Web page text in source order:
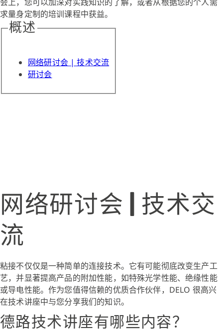
求量身定制的培训课程中获益。
概述
网络研讨会 | 技术交流
研讨会
网络研讨会 | 技术交
流
粘接不仅仅是一种简单的连接技术。它有可能彻底改变生产工
艺，并显著提高产品的附加性能，如特殊光学性能、绝缘性能
或导电性能。作为您值得信赖的优质合作伙伴，DELO 很高兴
在技术讲座中与您分享我们的知识。
德路技术讲座有哪些内容？